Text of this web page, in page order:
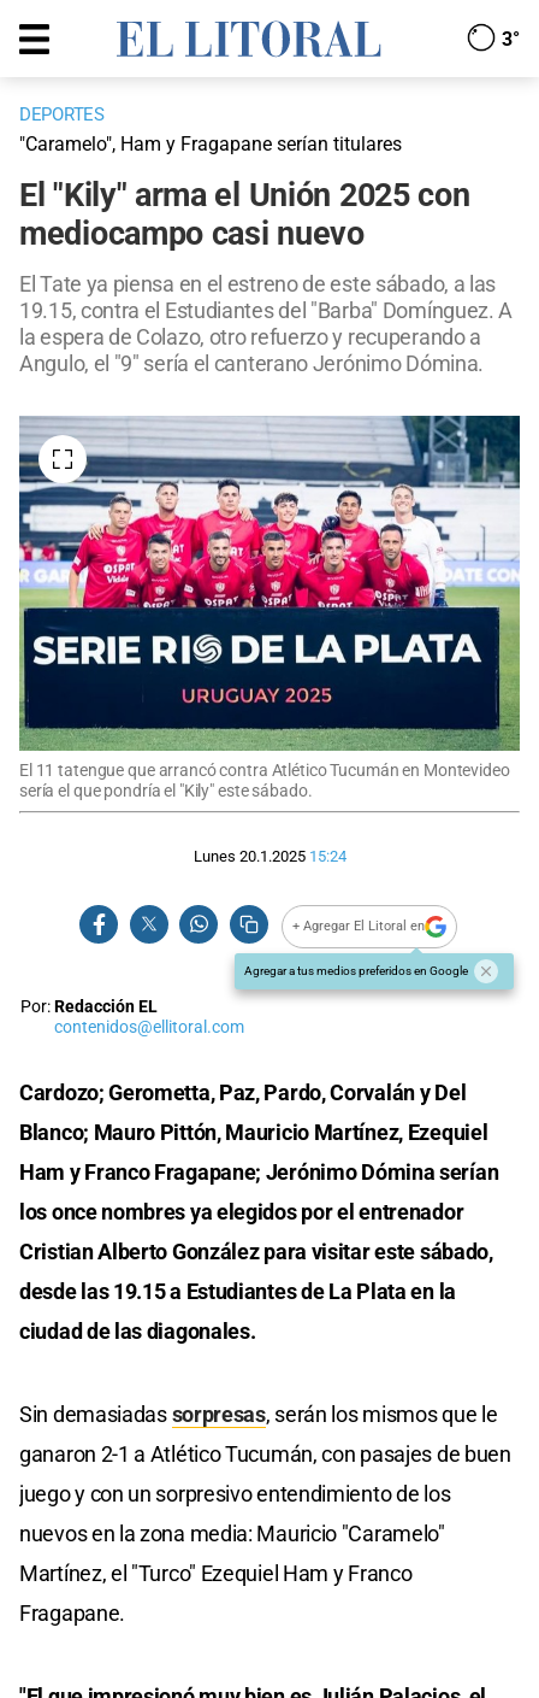
3°
DEPORTES
"Caramelo", Ham y Fragapane serían titulares
El "Kily" arma el Unión 2025 con
mediocampo casi nuevo
El Tate ya piensa en el estreno de este sábado, a las
19.15, contra el Estudiantes del "Barba" Domínguez. A
la espera de Colazo, otro refuerzo y recuperando a
Angulo, el "9" sería el canterano Jerónimo Dómina.
El 11 tatengue que arrancó contra Atlético Tucumán en Montevideo
sería el que pondría el "Kily" este sábado.
Lunes 20.1.2025 15:24
+ Agregar El Litoral en
Agregar a tus medios preferidos en Google
Por:Redacción EL
contenidos@ellitoral.com
Cardozo; Gerometta, Paz, Pardo, Corvalán y Del
Blanco; Mauro Pittón, Mauricio Martínez, Ezequiel
Ham y Franco Fragapane; Jerónimo Dómina serían
los once nombres ya elegidos por el entrenador
Cristian Alberto González para visitar este sábado,
desde las 19.15 a Estudiantes de La Plata en la
ciudad de las diagonales.
Sin demasiadassorpresas, serán los mismos que le
ganaron 2-1 a Atlético Tucumán, con pasajes de buen
juego y con un sorpresivo entendimiento de los
nuevos en la zona media: Mauricio "Caramelo"
Martínez, el "Turco" Ezequiel Ham y Franco
Fragapane.